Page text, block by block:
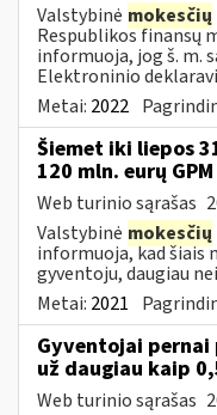
Valstybinė mokesčių
Respublikos finansų
informuoja, jog š. m.
Elektroninio
Metai: 2022
Šiemet iki liepos
120 mln. eurų
Web turinio sąrašas
Valstybinė mokesčių
informuoja, kad šiais
gyventoju, daugiau
Metai: 2021
Gyventojai
už daugiau kaip
Web turinio sąrašas